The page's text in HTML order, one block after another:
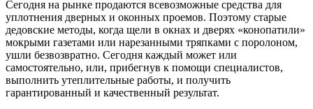
Сегодня на рынке продаются всевозможные средства для
уплотнения дверных и оконных проемов. Поэтому старые
дедовские методы, когда щели в окнах и дверях «конопатили»
мокрыми газетами или нарезанными тряпками с поролоном,
ушли безвозвратно. Сегодня каждый может или
самостоятельно, или, прибегнув к помощи специалистов,
выполнить утеплительные работы, и получить
гарантированный и качественный результат.